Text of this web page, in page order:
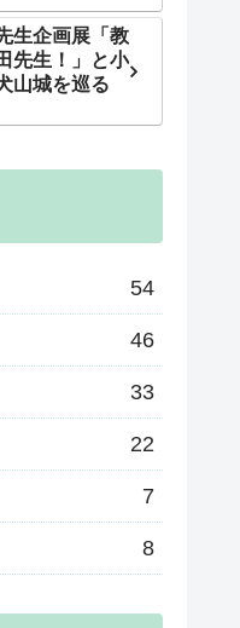
生企画展「教
先生！」と小
山城を巡る
54
46
33
22
7
8